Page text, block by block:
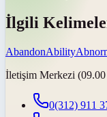
İlgili
AbandonAbility
İletişim Merkezi
0(312) 911